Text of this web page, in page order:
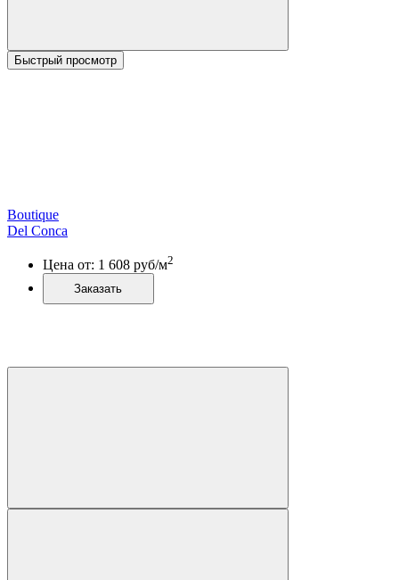
Быстрый просмотр
Boutique
Del Conca
Цена от: 1 608 руб/м2
Заказать